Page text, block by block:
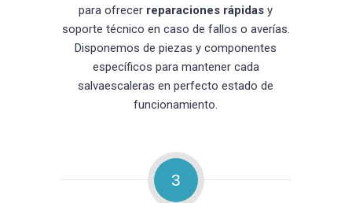
para ofrecer reparaciones rápidas y
soporte técnico en caso de fallos o averías.
Disponemos de piezas y componentes
específicos para mantener cada
salvaescaleras en perfecto estado de
funcionamiento.
3